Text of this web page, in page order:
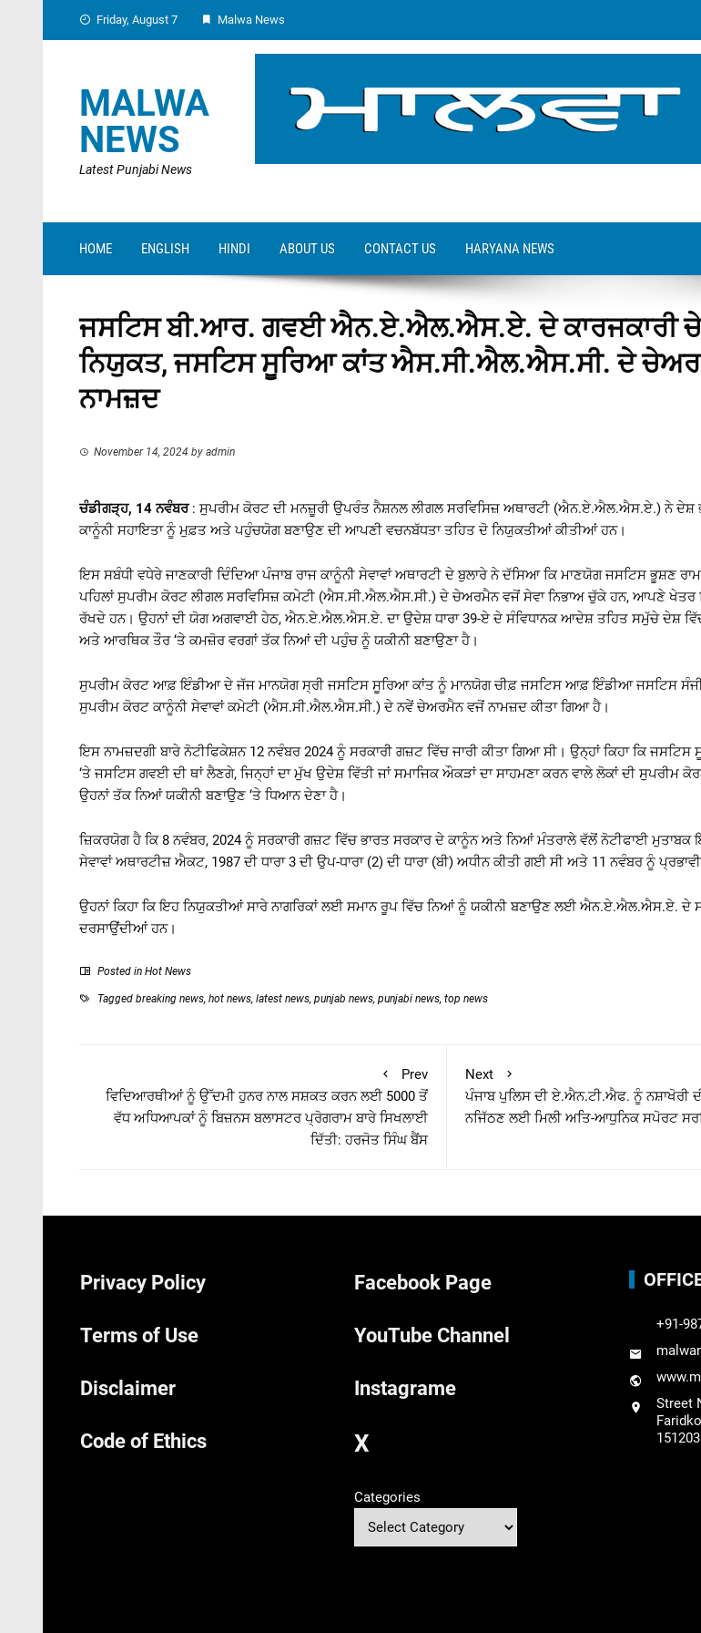
Friday, August 7 Malwa News
MALWA
NEWS
Latest Punjabi News
HOME ENGLISH HINDI ABOUT US CONTACT US HARYANA NEWS
ਜਸਟਿਸ ਬੀ.ਆਰ. ਗਵਈ ਐਨ.ਏ.ਐਲ.ਐਸ.ਏ. ਦੇ ਕਾਰਜਕਾਰੀ
ਨਿਯੁਕਤ, ਜਸਟਿਸ ਸੂਰਿਆ ਕਾਂਤ ਐਸ.ਸੀ.ਐਲ.ਐਸ.ਸੀ. ਦੇ
ਨਾਮਜ਼ਦ
November 14, 2024 by admin
ਚੰਡੀਗੜ੍ਹ, 14 ਨਵੰਬਰ: ਸੁਪਰੀਮ ਕੋਰਟ ਦੀ ਮਨਜ਼ੂਰੀ ਉਪਰੰਤ ਨੈਸ਼ਨਲ ਲੀਗਲ ਸਰਵਿਸਿਜ਼ ਅਥਾਰਟੀ (ਐਨ.ਏ.ਐਲ.ਐਸ.ਏ.) ਨੇ ਦੇਸ਼
ਕਾਨੂੰਨੀ ਸਹਾਇਤਾ ਨੂੰ ਮੁਫ਼ਤ ਅਤੇ ਪਹੁੰਚਯੋਗ ਬਣਾਉਣ ਦੀ ਆਪਣੀ ਵਚਨਬੱਧਤਾ ਤਹਿਤ ਦੋ ਨਿਯੁਕਤੀਆਂ ਕੀਤੀਆਂ ਹਨ।
ਇਸ ਸਬੰਧੀ ਵਧੇਰੇ ਜਾਣਕਾਰੀ ਦਿੰਦਿਆ ਪੰਜਾਬ ਰਾਜ ਕਾਨੂੰਨੀ ਸੇਵਾਵਾਂ ਅਥਾਰਟੀ ਦੇ ਬੁਲਾਰੇ ਨੇ ਦੱਸਿਆ ਕਿ ਮਾਣਯੋਗ ਜਸਟਿਸ ਭੂਸ਼ਣ
ਪਹਿਲਾਂ ਸੁਪਰੀਮ ਕੋਰਟ ਲੀਗਲ ਸਰਵਿਸਿਜ਼ ਕਮੇਟੀ (ਐਸ.ਸੀ.ਐਲ.ਐਸ.ਸੀ.) ਦੇ ਚੇਅਰਮੈਨ ਵਜੋਂ ਸੇਵਾ ਨਿਭਾਅ ਚੁੱਕੇ ਹਨ, ਆਪਣੇ ਖੇਤਰ
ਰੱਖਦੇ ਹਨ। ਉਹਨਾਂ ਦੀ ਯੋਗ ਅਗਵਾਈ ਹੇਠ, ਐਨ.ਏ.ਐਲ.ਐਸ.ਏ. ਦਾ ਉਦੇਸ਼ ਧਾਰਾ 39-ਏ ਦੇ ਸੰਵਿਧਾਨਕ ਆਦੇਸ਼ ਤਹਿਤ ਸਮੁੱਚੇ ਦੇਸ਼
ਅਤੇ ਆਰਥਿਕ ਤੌਰ ‘ਤੇ ਕਮਜ਼ੋਰ ਵਰਗਾਂ ਤੱਕ ਨਿਆਂ ਦੀ ਪਹੁੰਚ ਨੂੰ ਯਕੀਨੀ ਬਣਾਉਣਾ ਹੈ।
ਸੁਪਰੀਮ ਕੋਰਟ ਆਫ਼ ਇੰਡੀਆ ਦੇ ਜੱਜ ਮਾਨਯੋਗ ਸ੍ਰੀ ਜਸਟਿਸ ਸੂਰਿਆ ਕਾਂਤ ਨੂੰ ਮਾਨਯੋਗ ਚੀਫ਼ ਜਸਟਿਸ ਆਫ਼ ਇੰਡੀਆ ਜਸਟਿਸ
ਸੁਪਰੀਮ ਕੋਰਟ ਕਾਨੂੰਨੀ ਸੇਵਾਵਾਂ ਕਮੇਟੀ (ਐਸ.ਸੀ.ਐਲ.ਐਸ.ਸੀ.) ਦੇ ਨਵੇਂ ਚੇਅਰਮੈਨ ਵਜੋਂ ਨਾਮਜ਼ਦ ਕੀਤਾ ਗਿਆ ਹੈ।
ਇਸ ਨਾਮਜ਼ਦਗੀ ਬਾਰੇ ਨੋਟੀਫਿਕੇਸ਼ਨ 12 ਨਵੰਬਰ 2024 ਨੂੰ ਸਰਕਾਰੀ ਗਜ਼ਟ ਵਿੱਚ ਜਾਰੀ ਕੀਤਾ ਗਿਆ ਸੀ। ਉਨ੍ਹਾਂ ਕਿਹਾ ਕਿ
‘ਤੇ ਜਸਟਿਸ ਗਵਈ ਦੀ ਥਾਂ ਲੈਣਗੇ, ਜਿਨ੍ਹਾਂ ਦਾ ਮੁੱਖ ਉਦੇਸ਼ ਵਿੱਤੀ ਜਾਂ ਸਮਾਜਿਕ ਔਕੜਾਂ ਦਾ ਸਾਹਮਣਾ ਕਰਨ ਵਾਲੇ ਲੋਕਾਂ ਦੀ ਸੁਪਰੀਮ
ਉਹਨਾਂ ਤੱਕ ਨਿਆਂ ਯਕੀਨੀ ਬਣਾਉਣ ‘ਤੇ ਧਿਆਨ ਦੇਣਾ ਹੈ।
ਜ਼ਿਕਰਯੋਗ ਹੈ ਕਿ 8 ਨਵੰਬਰ, 2024 ਨੂੰ ਸਰਕਾਰੀ ਗਜ਼ਟ ਵਿੱਚ ਭਾਰਤ ਸਰਕਾਰ ਦੇ ਕਾਨੂੰਨ ਅਤੇ ਨਿਆਂ ਮੰਤਰਾਲੇ ਵੱਲੋਂ ਨੋਟੀਫਾਈ ਮੁਤਾਬਕ
ਸੇਵਾਵਾਂ ਅਥਾਰਟੀਜ਼ ਐਕਟ, 1987 ਦੀ ਧਾਰਾ 3 ਦੀ ਉਪ-ਧਾਰਾ (2) ਦੀ ਧਾਰਾ (ਬੀ) ਅਧੀਨ ਕੀਤੀ ਗਈ ਸੀ ਅਤੇ 11 ਨਵੰਬਰ ਨੂੰ
ਉਹਨਾਂ ਕਿਹਾ ਕਿ ਇਹ ਨਿਯੁਕਤੀਆਂ ਸਾਰੇ ਨਾਗਰਿਕਾਂ ਲਈ ਸਮਾਨ ਰੂਪ ਵਿੱਚ ਨਿਆਂ ਨੂੰ ਯਕੀਨੀ ਬਣਾਉਣ ਲਈ ਐਨ.ਏ.ਐਲ.ਐਸ.ਏ. ਦੇ
ਦਰਸਾਉਂਦੀਆਂ ਹਨ।
Posted in Hot News
Tagged breaking news, hot news, latest news, punjab news, punjabi news, top news
Prev
ਵਿਦਿਆਰਥੀਆਂ ਨੂੰ ਉੱਦਮੀ ਹੁਨਰ ਨਾਲ ਸਸ਼ਕਤ ਕਰਨ ਲਈ 5000 ਤੋਂ
ਵੱਧ ਅਧਿਆਪਕਾਂ ਨੂੰ ਬਿਜ਼ਨਸ ਬਲਾਸਟਰ ਪ੍ਰੋਗਰਾਮ ਬਾਰੇ ਸਿਖਲਾਈ
ਦਿੱਤੀ: ਹਰਜੋਤ ਸਿੰਘ ਬੈਂਸ
Next
ਪੰਜਾਬ ਪੁਲਿਸ ਦੀ ਏ.ਐਨ.ਟੀ.ਐਫ. ਨੂੰ ਨਸ਼ਾਖੋਰੀ
ਨਜਿੱਠਣ ਲਈ ਮਿਲੀ ਅਤਿ-ਆਧੁਨਿਕ ਸਪੋਰਟ
Privacy Policy
Terms of Use
Disclaimer
Code of Ethics
Facebook Page
YouTube Channel
Instagrame
X
Categories
+91-
Street
151203